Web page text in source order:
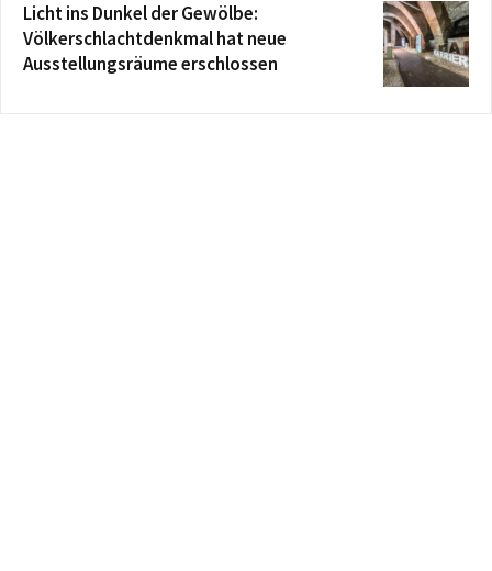
Licht ins Dunkel der Gewölbe:
Völkerschlachtdenkmal hat neue
Ausstellungsräume erschlossen